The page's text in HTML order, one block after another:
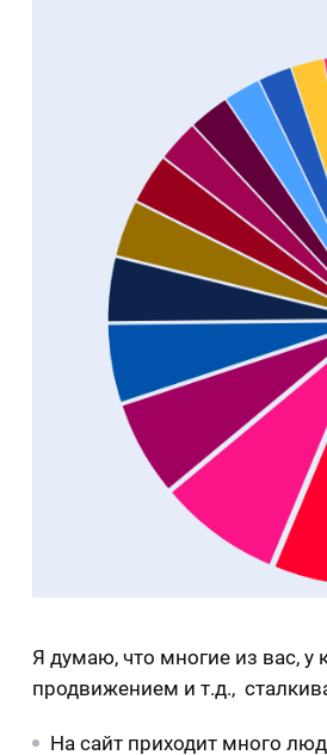
Я думаю, что многие из вас, у
продвижением и т.д.,
На сайт приходит много